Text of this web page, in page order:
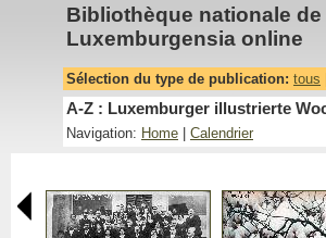
Bibliothèque nationale
Luxemburgensia online
Sélection du type de publication: tous
A-Z : Luxemburger illustrierte
Navigation: Home Calendrier